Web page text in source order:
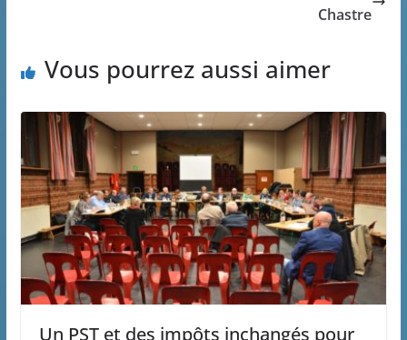
Chastre
Vous pourrez aussi aimer
Un PST et des impôts inchangés pour